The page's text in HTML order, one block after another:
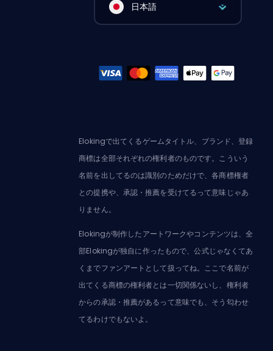
日本語
Elokingで出てくるゲームタイトル、ブランド、登録
商標は全部それぞれの権利者のものです。こういう
名前を出してるのは識別のためだけで、各商標権者
との提携や、承認・推薦を受けてるって意味じゃあ
りません。
Elokingが制作したアートワークやコンテンツは、全
部Elokingが独自に作ったもので、公式じゃなくてあ
くまでファンアートとして扱ってね。ここで名前が
出てくる商標の権利者とは一切関係ないし、権利者
からの承認・推薦があるって意味でも、そう匂わせ
てるわけでもないよ。